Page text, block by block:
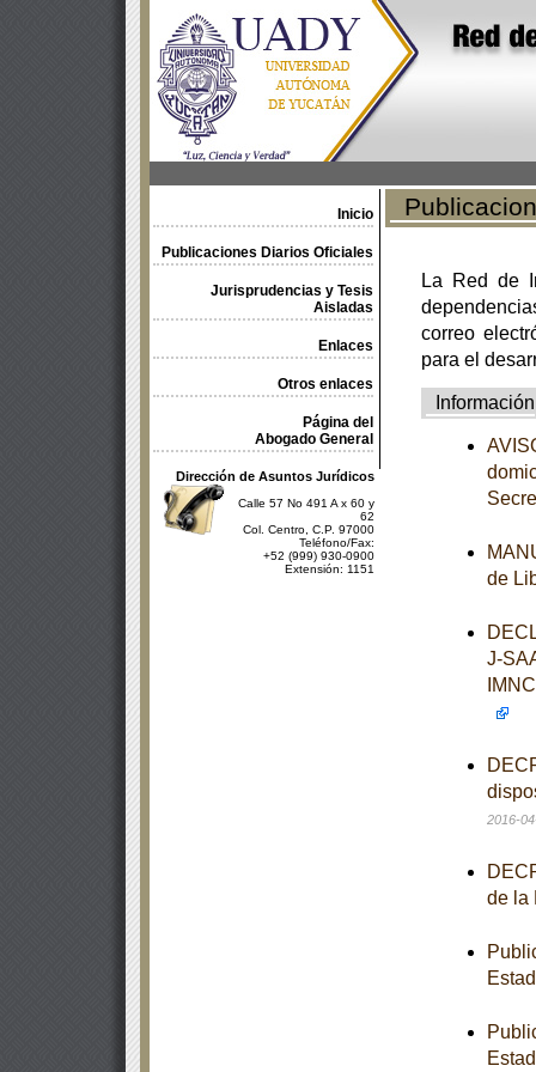
Inicio
Publicaciones Diarios Oficiales
Jurisprudencias y Tesis
Aisladas
Enlaces
Otros enlaces
Página del
Abogado General
Dirección de Asuntos Jurídicos
Calle 57 No 491 A x 60 y
62
Col. Centro, C.P. 97000
Teléfono/Fax:
+52 (999) 930-0900
Extensión: 1151
La Red de
correo
para el
Información
de
J-
2016-
de la